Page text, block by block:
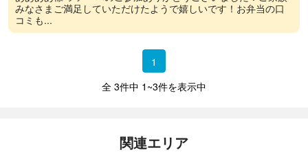
みなさまご満足していただけたようで嬉しいです！お弁当の口
コミも...
1
全 3件中 1~3件を表示中
関連エリア